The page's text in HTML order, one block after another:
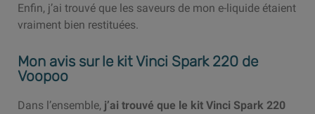
Enfin, j’ai trouvé que les saveurs de mon e-liquide étaient
vraiment bien restituées.
Mon avis sur le kit Vinci Spark 220 de
Voopoo
Dans l’ensemble, j’ai trouvé que le kit Vinci Spark 220